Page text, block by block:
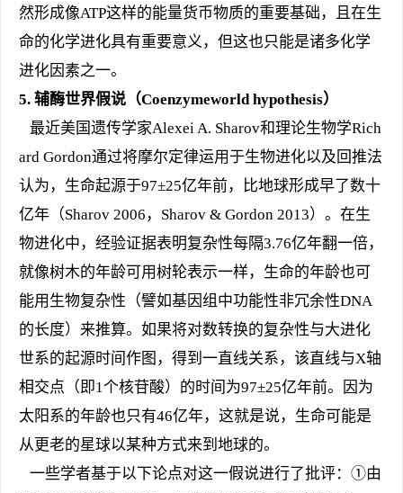
然形成像ATP这样的能量货币物质的重要基础，且在生
命的化学进化具有重要意义，但这也只能是诸多化学
进化因素之一。
5. 辅酶世界假说（Coenzymeworld hypothesis）
最近美国遗传学家Alexei A. Sharov和理论生物学Rich
ard Gordon通过将摩尔定律运用于生物进化以及回推法
认为，生命起源于97±25亿年前，比地球形成早了数十
亿年（Sharov 2006，Sharov & Gordon 2013）。在生
物进化中，经验证据表明复杂性每隔3.76亿年翻一倍，
就像树木的年龄可用树轮表示一样，生命的年龄也可
能用生物复杂性（譬如基因组中功能性非冗余性DNA
的长度）来推算。如果将对数转换的复杂性与大进化
世系的起源时间作图，得到一直线关系，该直线与X轴
相交点（即1个核苷酸）的时间为97±25亿年前。因为
太阳系的年龄也只有46亿年，这就是说，生命可能是
从更老的星球以某种方式来到地球的。
一些学者基于以下论点对这一假说进行了批评：①由